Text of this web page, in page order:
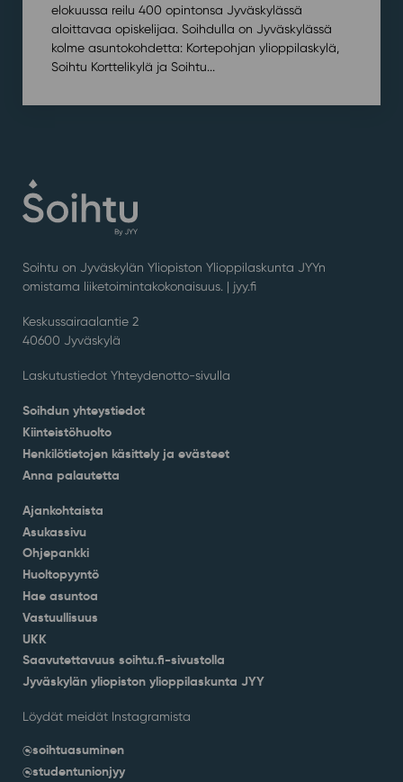
elokuussa reilu 400 opintonsa Jyväskylässä
aloittavaa opiskelijaa. Soihdulla on Jyväskylässä
kolme asuntokohdetta: Kortepohjan ylioppilaskylä,
Soihtu Korttelikylä ja Soihtu...
Soihtu on Jyväskylän Yliopiston Ylioppilaskunta JYYn
omistama liiketoimintakokonaisuus. | jyy.fi
Keskussairaalantie 2
40600 Jyväskylä
Laskutustiedot Yhteydenotto-sivulla
Soihdun yhteystiedot
Kiinteistöhuolto
Henkilötietojen käsittely ja evästeet
Anna palautetta
Ajankohtaista
Asukassivu
Ohjepankki
Huoltopyyntö
Hae asuntoa
Vastuullisuus
UKK
Saavutettavuus soihtu.fi-sivustolla
Jyväskylän yliopiston ylioppilaskunta JYY
Löydät meidät Instagramista
@soihtuasuminen
@studentunionjyy